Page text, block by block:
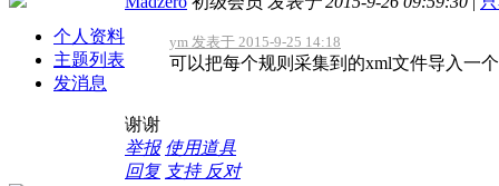
个人资料
主题列表
发消息
ym 发表于 2015-9-25 14:18
可以把每个规则采集到的xml文件导入一
谢谢
举报 使用道具
回复 支持 反对